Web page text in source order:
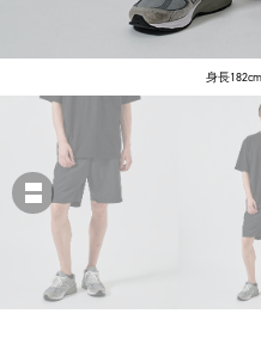
身長